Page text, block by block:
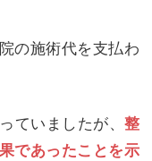
の施術代を支払わ
いましたが、 整
であったことを示